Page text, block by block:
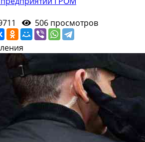
506 просмотров